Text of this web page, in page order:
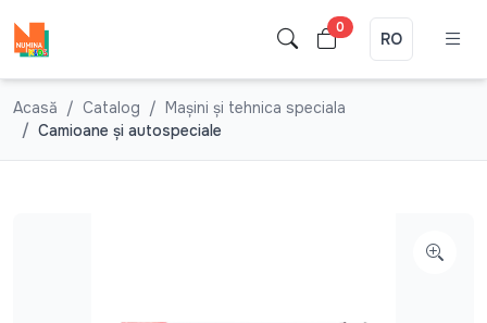
0
RO
Acasă Catalog
Mașini și tehnica speciala
Camioane şi autospeciale